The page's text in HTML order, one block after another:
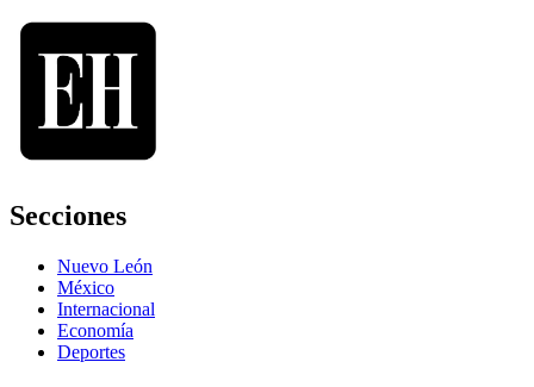
Secciones
Nuevo León
México
Internacional
Economía
Deportes